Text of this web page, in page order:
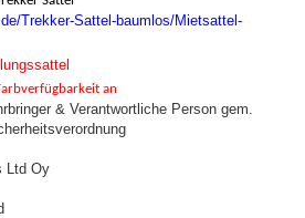
Trekker-Sattel-baumlos/Mietsattel-
an
& Verantwortliche Person gem.
Ltd Oy